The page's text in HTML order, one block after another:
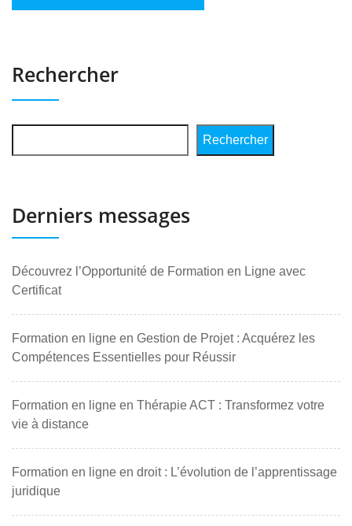
Rechercher
Rechercher
Derniers messages
Découvrez l’Opportunité de Formation en Ligne avec
Certificat
Formation en ligne en Gestion de Projet : Acquérez les
Compétences Essentielles pour Réussir
Formation en ligne en Thérapie ACT : Transformez votre
vie à distance
Formation en ligne en droit : L’évolution de l’apprentissage
juridique